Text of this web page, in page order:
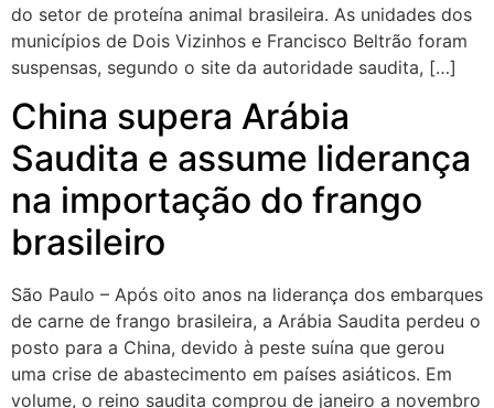
do setor de proteína animal brasileira. As unidades dos
municípios de Dois Vizinhos e Francisco Beltrão foram
suspensas, segundo o site da autoridade saudita, […]
China supera Arábia
Saudita e assume liderança
na importação do frango
brasileiro
São Paulo – Após oito anos na liderança dos embarques
de carne de frango brasileira, a Arábia Saudita perdeu o
posto para a China, devido à peste suína que gerou
uma crise de abastecimento em países asiáticos. Em
volume, o reino saudita comprou de janeiro a novembro